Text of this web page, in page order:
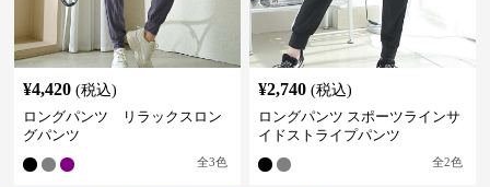
¥4,420 (税込)
ロングパンツ リラックスロン
グパンツ
全3色
¥2,740 (税込)
ロングパンツ スポーツラインサ
イドストライプパンツ
全2色